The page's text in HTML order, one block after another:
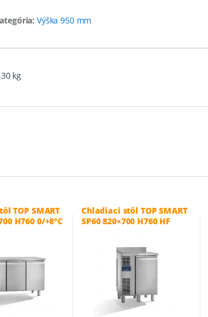
Výška 950 mm
kg
TOP SMART
H760 0/+8°C
Chladiaci stôl TOP SMART
SP60 820×700 H760 HF